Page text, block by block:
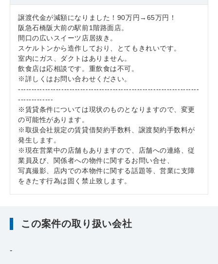
譲渡代金が減額になりました！90万円→65万円！
阪急石橋阪大前の駅前1階路面店。
間口の広いスイーツ店居抜き。
スケルトンから造作しており、とてもきれいです。
室内にガス、ダクトはありません。
飲食店は応相談です。重飲食は不可。
※詳しくはお問い合わせください。
-------------------------------------------------------------------
-------------
※賃貸条件については現状のものとなりますので、変更
の可能性があります。
※取扱会社規定の賃貸借契約手数料、譲渡契約手数料が
発生します。
※現在営業中の店舗もありますので、店舗への連絡、従
業員及び、関係者への物件に関するお問い合せ、
写真撮影、店内での本物件に関する話題等、営業に支障
をきたす行為は固く禁止致します。
この案件の取り扱い会社
-